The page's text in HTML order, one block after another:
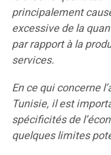
principalement
excessive de la
par rapport à la
services.
En ce qui concerne
Tunisie, il est
spécificités de
quelques limites